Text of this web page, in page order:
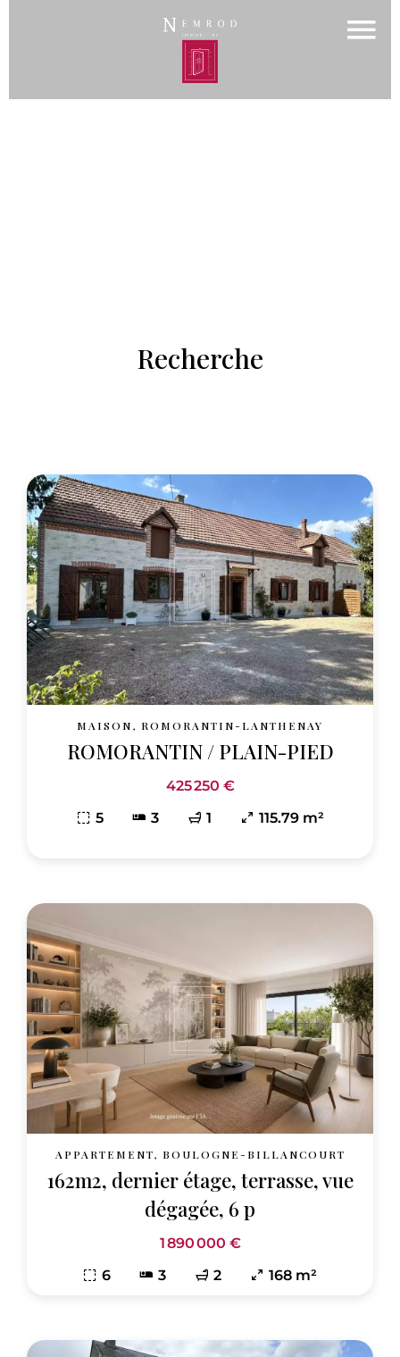
Recherche
MAISON, ROMORANTIN-LANTHENAY
ROMORANTIN / PLAIN-PIED
425 250 €
5
3 1 115.79 m²
APPARTEMENT, BOULOGNE-BILLANCOURT
162m2, dernier étage, terrasse, vue
dégagée, 6 p
1 890 000 €
6
3 2 168 m²